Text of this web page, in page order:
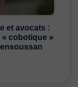
et avocats :
cobotique »